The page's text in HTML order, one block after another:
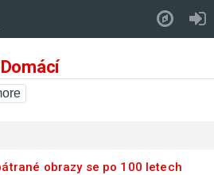
obrazy se po 100 letech
to refresh..